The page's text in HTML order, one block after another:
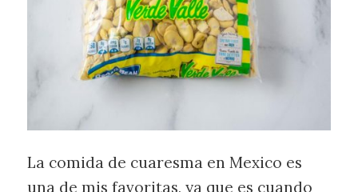
La comida de cuaresma en Mexico es
una de mis favoritas, ya que es cuando